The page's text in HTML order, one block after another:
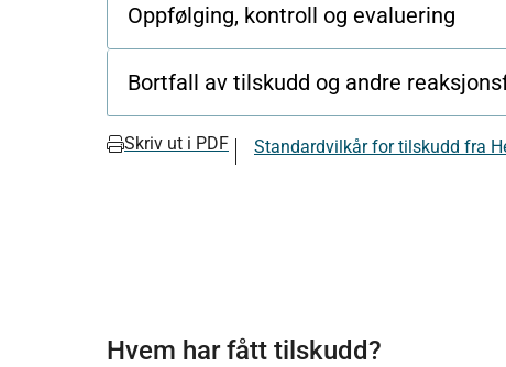
Oppfølging, kontroll og evaluering
Bortfall av tilskudd og andre
Skriv ut i PDF Standardvilkår for tilskudd fra
Hvem har fått tilskudd?